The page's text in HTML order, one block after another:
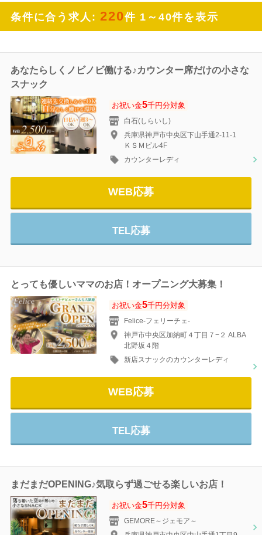
条件に合う求人:220件 1～40件を表示
あなたらしくノビノビ働ける♪カウンター席だけの小さな
スナック
お祝い金5千円分対象
白石(しらいし)
兵庫県神戸市中央区下山手通2-11-1
ＫＳＭビル4F
カウンターレディ
WEB応募
TEL応募
とっても優しいママのお店！オープニング大募集！
お祝い金5千円分対象
Felice-フェリーチェ-
神戸市中央区加納町４丁目７−２ ALBA
北野坂４階
新店スナックのカウンターレディ
WEB応募
TEL応募
まだまだOPENING♪気取らず過ごせる楽しいお店！
お祝い金5千円分対象
GEMORE～ジェモア～